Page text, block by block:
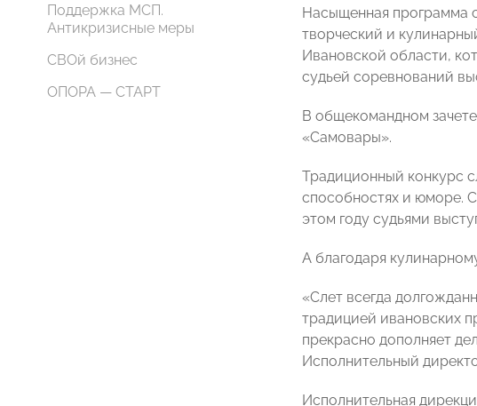
Поддержка МСП.
Антикризисные меры
СВОй бизнес
ОПОРА — СТАРТ
Насыщенная программа
творческий и
Ивановской области,
судьей соревнований
В общекомандном
«Самовары».
Традиционный конкурс
способностях и юморе.
этом году судьями
А благодаря
«Слет всегда
традицией ивановских
прекрасно дополняет
Исполнительный
Исполнительная